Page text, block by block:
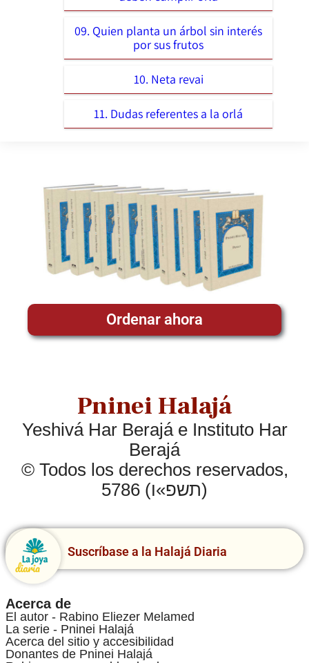
09. Quien planta un árbol sin interés
por sus frutos
10. Neta revai
11. Dudas referentes a la orlá
Ordenar ahora
Pninei Halajá
Yeshivá Har Berajá e Instituto Har
Berajá
© Todos los derechos reservados,
5786 (תשפ»ו)
Suscríbase a la Halajá Diaria
Acerca de
El autor - Rabino Eliezer Melamed
La serie - Pninei Halajá
Acerca del sitio y accesibilidad
Donantes de Pninei Halajá